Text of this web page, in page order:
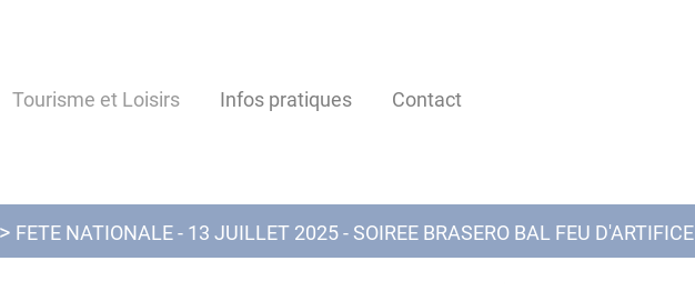
Tourisme et Loisirs Infos pratiques Contact
FETE NATIONALE - 13 JUILLET 2025 - SOIREE BRASERO BAL FEU D'ARTIFICE